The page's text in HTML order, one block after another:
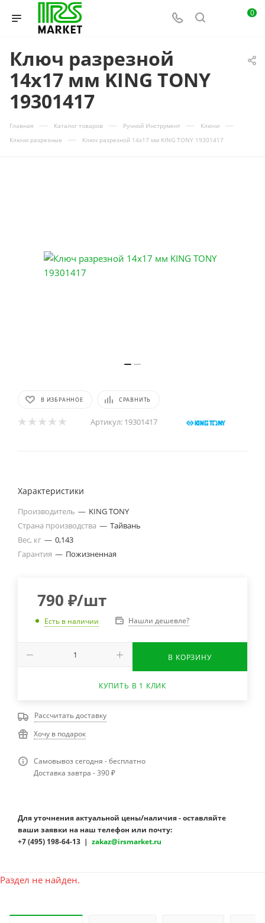
0
Ключ разрезной
14x17 мм KING TONY
19301417
Главная — Каталог товаров — Ручной Инструмент — Ключи —
Ключи разрезные — Ключ разрезной 14x17 мм KING TONY 19301417
В ИЗБРАННОЕ СРАВНИТЬ
Артикул: 19301417
Характеристики
Производитель — KING TONY
Страна производства — Тайвань
Вес, кг — 0,143
Гарантия — Пожизненная
790 ₽/шт
Есть в наличии Нашли дешевле?
В КОРЗИНУ
КУПИТЬ В 1 КЛИК
Рассчитать доставку
Хочу в подарок
Самовывоз сегодня - бесплатно
Доставка завтра - 390 ₽
Для уточнения актуальной цены/наличия - оставляйте
ваши заявки на наш телефон или почту:
+7 (495) 198-64-13 | zakaz@irsmarket.ru
Раздел не найден.